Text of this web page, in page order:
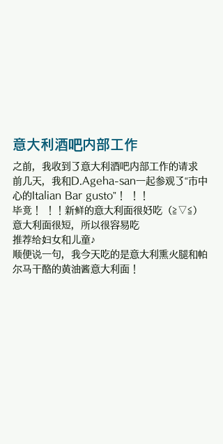
意大利酒吧内部工作
之前，我收到了意大利酒吧内部工作的请求
前几天，我和D.Ageha-san一起参观了“市中
心的Italian Bar gusto”！ ！！
毕竟！ ！！新鲜的意大利面很好吃（≧▽≦）
意大利面很短，所以很容易吃
推荐给妇女和儿童♪
顺便说一句，我今天吃的是意大利熏火腿和帕
尔马干酪的黄油酱意大利面！